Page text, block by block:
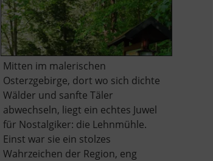
Mitten im malerischen
Osterzgebirge, dort wo sich dichte
Wälder und sanfte Täler
abwechseln, liegt ein echtes Juwel
für Nostalgiker: die Lehnmühle.
Einst war sie ein stolzes
Wahrzeichen der Region, eng